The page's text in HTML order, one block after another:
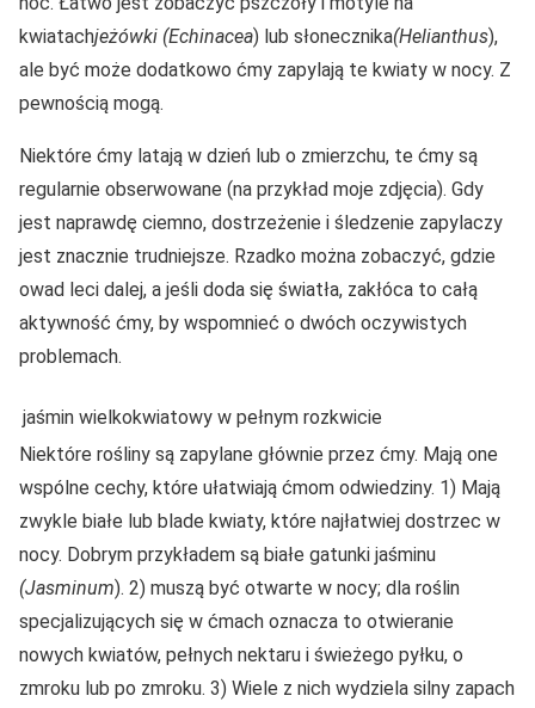
kwiatachjeżówki (Echinacea) lub słonecznika(Helianthus),
ale być może dodatkowo ćmy zapylają te kwiaty w nocy. Z
pewnością mogą.
Niektóre ćmy latają w dzień lub o zmierzchu, te ćmy są
regularnie obserwowane (na przykład moje zdjęcia). Gdy
jest naprawdę ciemno, dostrzeżenie i śledzenie zapylaczy
jest znacznie trudniejsze. Rzadko można zobaczyć, gdzie
owad leci dalej, a jeśli doda się światła, zakłóca to całą
aktywność ćmy, by wspomnieć o dwóch oczywistych
problemach.
jaśmin wielkokwiatowy w pełnym rozkwicie
Niektóre rośliny są zapylane głównie przez ćmy. Mają one
wspólne cechy, które ułatwiają ćmom odwiedziny. 1) Mają
zwykle białe lub blade kwiaty, które najłatwiej dostrzec w
nocy. Dobrym przykładem są białe gatunki jaśminu
(Jasminum). 2) muszą być otwarte w nocy; dla roślin
specjalizujących się w ćmach oznacza to otwieranie
nowych kwiatów, pełnych nektaru i świeżego pyłku, o
zmroku lub po zmroku. 3) Wiele z nich wydziela silny zapach